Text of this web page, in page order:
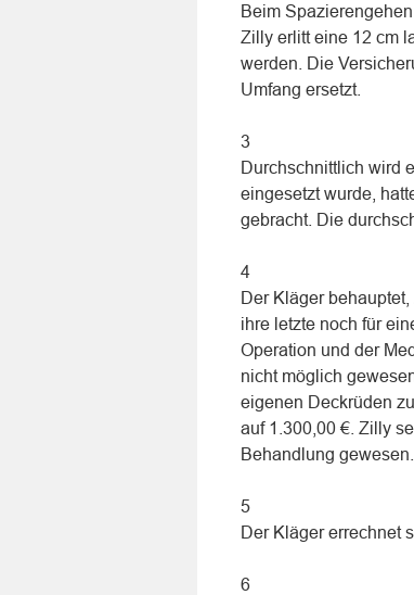
Beim
Zilly erlitt eine 12 cm
werden. Die
Umfang ersetzt.
3
Durchschnittlich wird
eingesetzt wurde,
gebracht. Die
4
Der Kläger
ihre letzte noch für
Operation und der
nicht möglich
eigenen Deckrüden
auf 1.300,00 €. Zilly
Behandlung gewesen.
5
Der Kläger errechnet
6